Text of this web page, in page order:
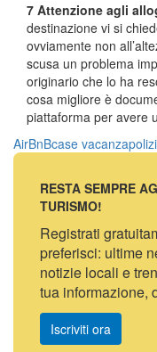
7 Attenzione agli
destinazione vi si
ovviamente non
scusa un problema
originario che lo ha
cosa migliore è
piattaforma per avere
AirBnBcase vacanza
RESTA SEMPRE
TURISMO!
Registrati
preferisci: ultime
notizie locali e
tua informazione,
Iscriviti ora